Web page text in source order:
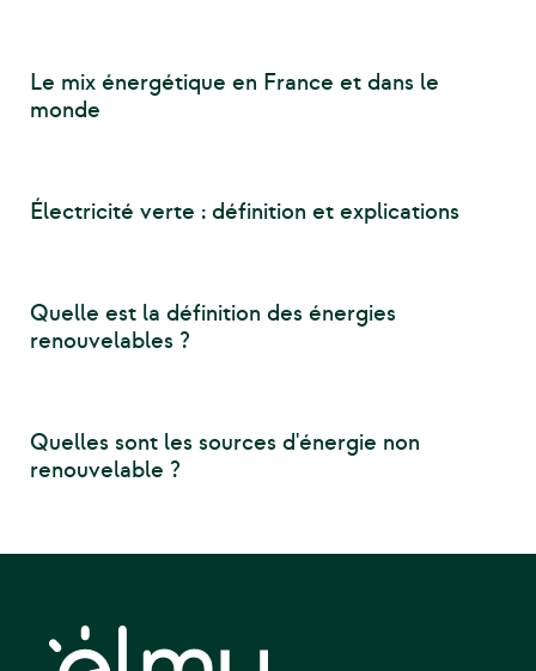
Le mix énergétique en France et dans le
monde
Électricité verte : définition et explications
Quelle est la définition des énergies
renouvelables ?
Quelles sont les sources d'énergie non
renouvelable ?